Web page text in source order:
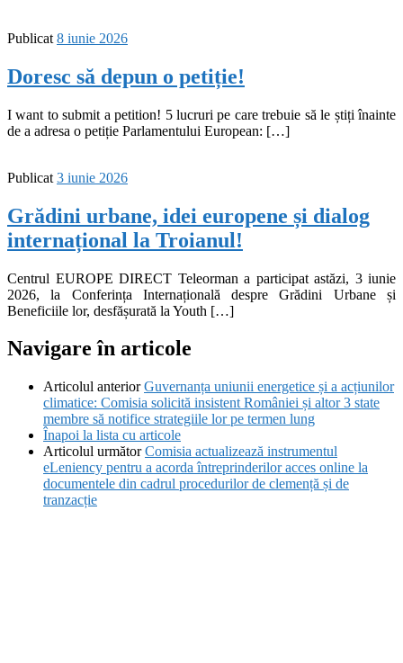
Publicat 8 iunie 2026
Doresc să depun o petiție!
I want to submit a petition! 5 lucruri pe care trebuie să le știți înainte
de a adresa o petiție Parlamentului European: […]
Publicat 3 iunie 2026
Grădini urbane, idei europene și dialog
internațional la Troianul!
Centrul EUROPE DIRECT Teleorman a participat astăzi, 3 iunie
2026, la Conferința Internațională despre Grădini Urbane și
Beneficiile lor, desfășurată la Youth […]
Navigare în articole
Articolul anterior Guvernanța uniunii energetice și a acțiunilor
climatice: Comisia solicită insistent României și altor 3 state
membre să notifice strategiile lor pe termen lung
Înapoi la lista cu articole
Articolul următor Comisia actualizează instrumentul
eLeniency pentru a acorda întreprinderilor acces online la
documentele din cadrul procedurilor de clemență și de
tranzacție